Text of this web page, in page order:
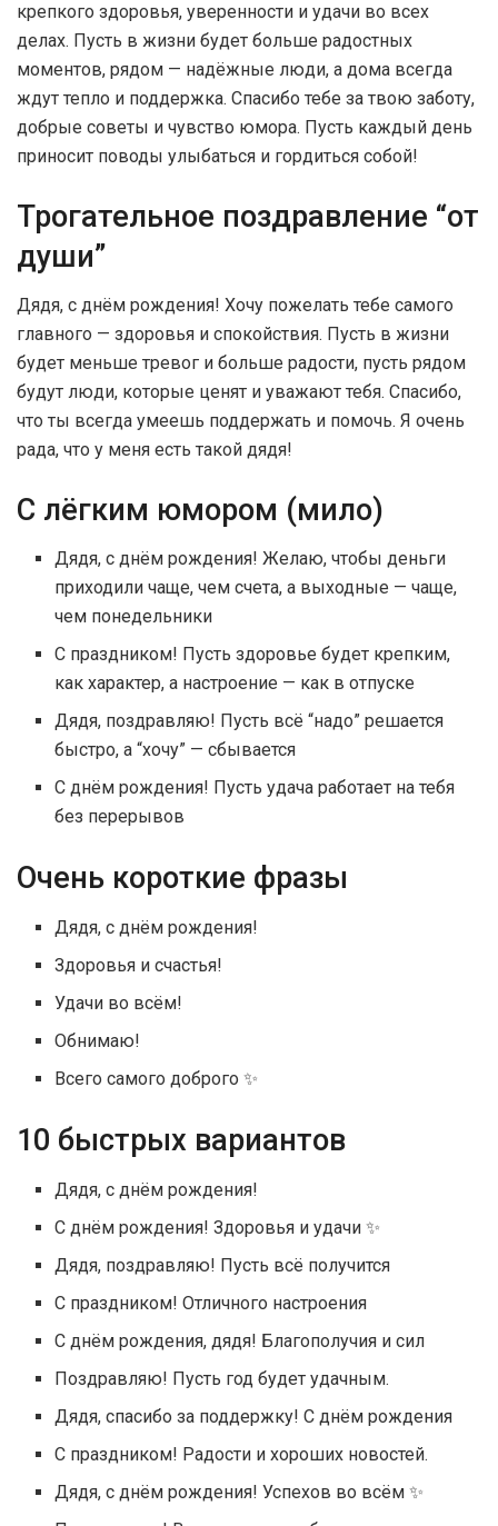
крепкого здоровья, уверенности и удачи во всех
делах. Пусть в жизни будет больше радостных
моментов, рядом — надёжные люди, а дома всегда
ждут тепло и поддержка. Спасибо тебе за твою заботу,
добрые советы и чувство юмора. Пусть каждый день
приносит поводы улыбаться и гордиться собой!
Трогательное поздравление “от
души”
Дядя, с днём рождения! Хочу пожелать тебе самого
главного — здоровья и спокойствия. Пусть в жизни
будет меньше тревог и больше радости, пусть рядом
будут люди, которые ценят и уважают тебя. Спасибо,
что ты всегда умеешь поддержать и помочь. Я очень
рада, что у меня есть такой дядя!
С лёгким юмором (мило)
Дядя, с днём рождения! Желаю, чтобы деньги
приходили чаще, чем счета, а выходные — чаще,
чем понедельники
С праздником! Пусть здоровье будет крепким,
как характер, а настроение — как в отпуске
Дядя, поздравляю! Пусть всё “надо” решается
быстро, а “хочу” — сбывается
С днём рождения! Пусть удача работает на тебя
без перерывов
Очень короткие фразы
Дядя, с днём рождения!
Здоровья и счастья!
Удачи во всём!
Обнимаю!
Всего самого доброго ✨
10 быстрых вариантов
Дядя, с днём рождения!
С днём рождения! Здоровья и удачи ✨
Дядя, поздравляю! Пусть всё получится
С праздником! Отличного настроения
С днём рождения, дядя! Благополучия и сил
Поздравляю! Пусть год будет удачным.
Дядя, спасибо за поддержку! С днём рождения
С праздником! Радости и хороших новостей.
Дядя, с днём рождения! Успехов во всём ✨